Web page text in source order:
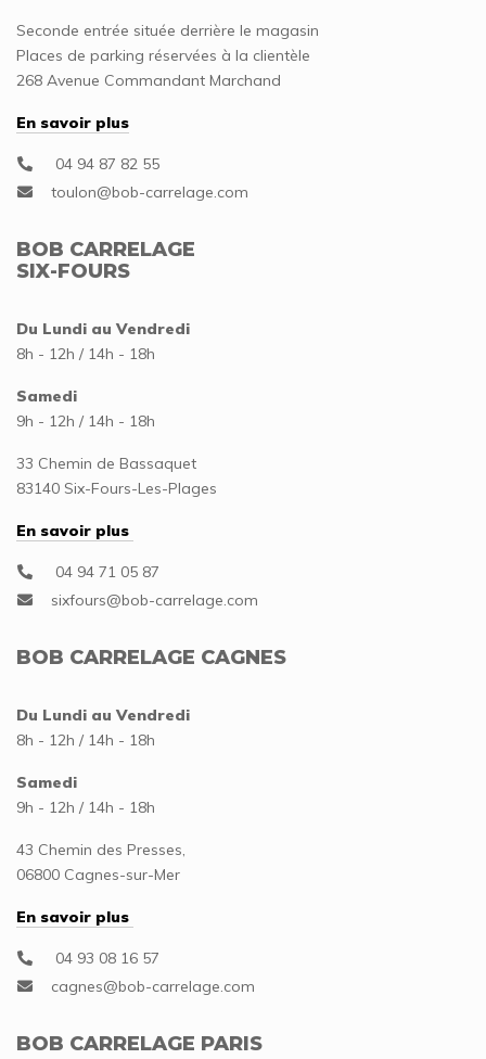
Seconde entrée située derrière le magasin
Places de parking réservées à la clientèle
268 Avenue Commandant Marchand
En savoir plus
04 94 87 82 55
BOB CARRELAGE
SIX-FOURS
Du Lundi au Vendredi
8h - 12h / 14h - 18h
Samedi
9h - 12h / 14h - 18h
33 Chemin de Bassaquet
83140 Six-Fours-Les-Plages
En savoir plus
04 94 71 05 87
BOB CARRELAGE CAGNES
Du Lundi au Vendredi
8h - 12h / 14h - 18h
Samedi
9h - 12h / 14h - 18h
43 Chemin des Presses,
06800 Cagnes-sur-Mer
En savoir plus
04 93 08 16 57
BOB CARRELAGE PARIS